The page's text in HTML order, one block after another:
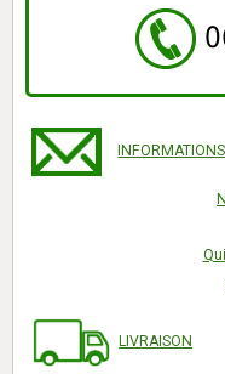
INFORMATIONS
LIVRAISON